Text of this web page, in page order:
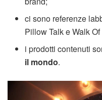
ci sono referenze
Pillow Talk e Walk
i prodotti contenuti
il mondo.